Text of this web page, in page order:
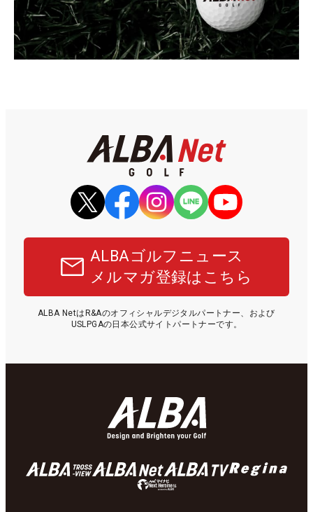
ALBAゴルフニュース
メルマガ登録はこちら
ALBA NetはR&Aのオフィシャルデジタルパートナー、および
USLPGAの日本公式サイトパートナーです。